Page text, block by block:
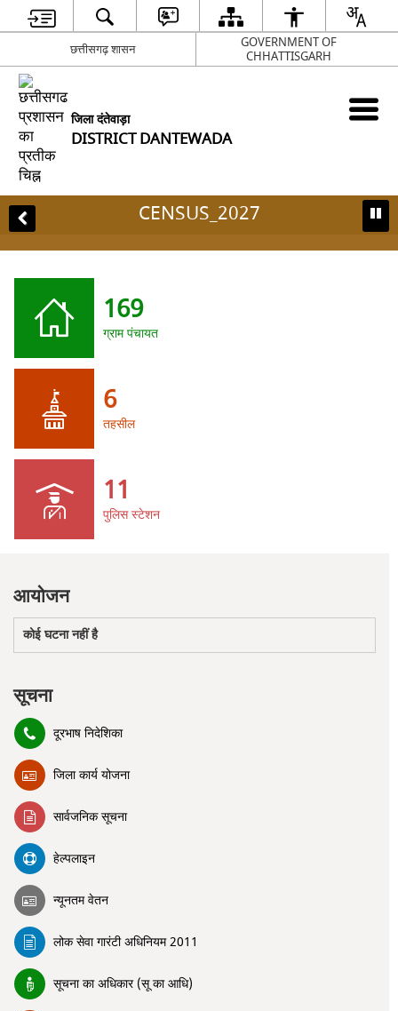
छत्तीसगढ़ शासन
GOVERNMENT OF
CHHATTISGARH
जिला दंतेवाड़ा
DISTRICT DANTEWADA
CENSUS_2027
169
ग्राम पंचायत
6
तहसील
11
पुलिस स्टेशन
आयोजन
कोई घटना नहीं है
सूचना
दूरभाष निदेशिका
जिला कार्य योजना
सार्वजनिक सूचना
हेल्पलाइन
न्यूनतम वेतन
लोक सेवा गारंटी अधिनियम 2011
सूचना का अधिकार (सू का आधि)